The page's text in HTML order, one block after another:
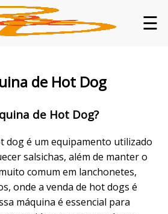
☰
de Hot Dog
de Hot Dog?
dog é um equipamento utilizado
salsichas, além de manter o
comum em lanchonetes,
onde a venda de hot dogs é
máquina é essencial para